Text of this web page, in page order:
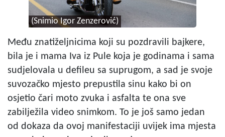
(Snimio Igor Zenzerović)
Među znatiželjnicima koji su pozdravili bajkere,
bila je i mama Iva iz Pule koja je godinama i sama
sudjelovala u defileu sa suprugom, a sad je svoje
suvozačko mjesto prepustila sinu kako bi on
osjetio čari moto zvuka i asfalta te ona sve
zabilježila video snimkom. To je još samo jedan
od dokaza da ovoj manifestaciji uvijek ima mjesta